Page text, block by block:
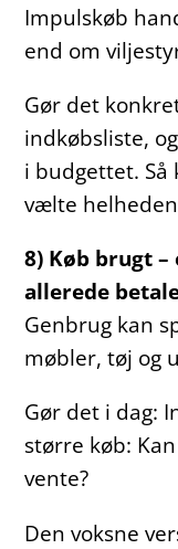
Impulskøb
end om
Gør det
indkøbsliste,
i budgettet. Så
vælte
8) Køb brugt –
allerede
Genbrug kan
møbler, tøj og
Gør det i dag:
større køb:
vente?
Den voksne